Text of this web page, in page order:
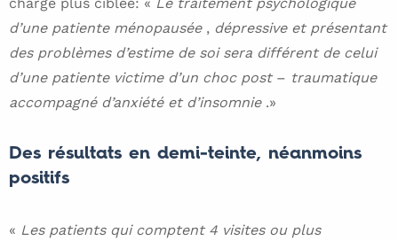
d’une patiente ménopausée , dépressive et présentant
des problèmes d’estime de soi sera différent de celui
d’une patiente victime d’un choc post – traumatique
accompagné d’anxiété et d’insomnie .»
Des résultats en demi-teinte, néanmoins
positifs
« Les patients qui comptent 4 visites ou plus